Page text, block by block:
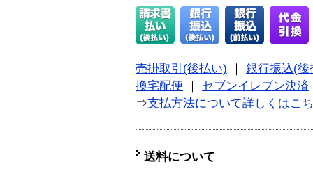
売掛取引(後払い)
銀行振込(後
換宅配便
セブンイレブン決済
⇒支払方法について詳しくはこ
送料について